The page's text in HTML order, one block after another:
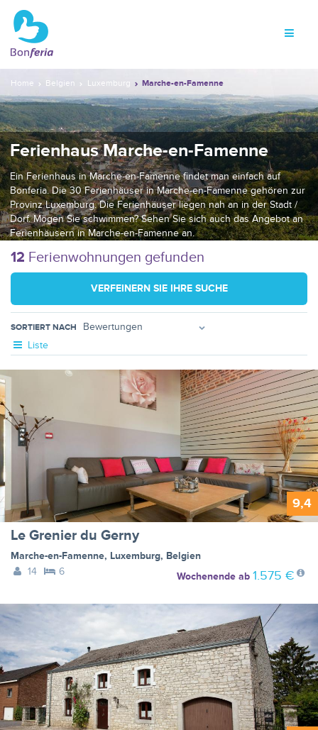
Home Belgien Luxemburg Marche-en-Famenne
Ferienhaus Marche-en-Famenne
Ein Ferienhaus in Marche-en-Famenne findet man einfach auf
Bonferia. Die 30 Ferienhäuser in Marche-en-Famenne gehören zur
Provinz Luxemburg. Die Ferienhäuser liegen nah an in der Stadt /
Dorf. Mögen Sie schwimmen? Sehen Sie sich auch das Angebot an
Ferienhäusern in Marche-en-Famenne an.
12 Ferienwohnungen gefunden
VERFEINERN SIE IHRE SUCHE
SORTIERT NACH
Liste
9,4
Le Grenier du Gerny
Marche-en-Famenne, Luxemburg, Belgien
14
6 Wochenendeab 1.575 €